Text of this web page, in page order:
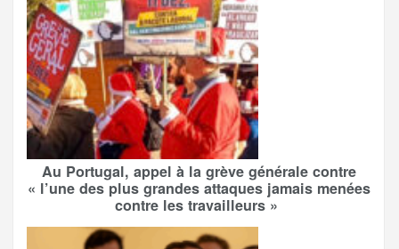
Au Portugal, appel à la grève générale contre
« l’une des plus grandes attaques jamais menées
contre les travailleurs »